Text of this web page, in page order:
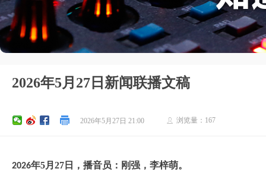
2026年5月27日新闻联播文稿
2026年5月27日 21:00 ꄑ 浏览量： 167
2026年5月 27 日，播音员：刚强， 李梓萌。